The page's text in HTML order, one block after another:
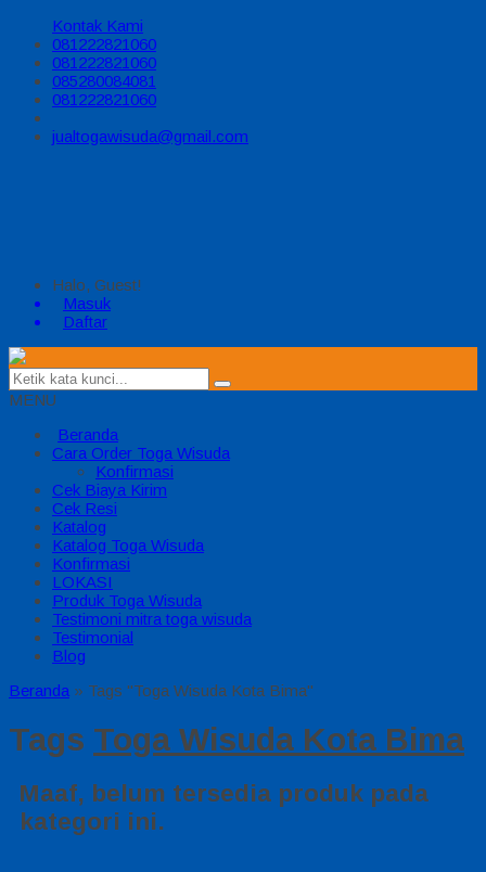
Kontak Kami
081222821060
081222821060
085280084081
081222821060
jualtogawisuda@gmail.com
Halo, Guest!
Masuk
Daftar
MENU
Beranda
Cara Order Toga Wisuda
Konfirmasi
Cek Biaya Kirim
Cek Resi
Katalog
Katalog Toga Wisuda
Konfirmasi
LOKASI
Produk Toga Wisuda
Testimoni mitra toga wisuda
Testimonial
Blog
Beranda » Tags "Toga Wisuda Kota Bima"
Tags Toga Wisuda Kota Bima
Maaf, belum tersedia produk pada
kategori ini.